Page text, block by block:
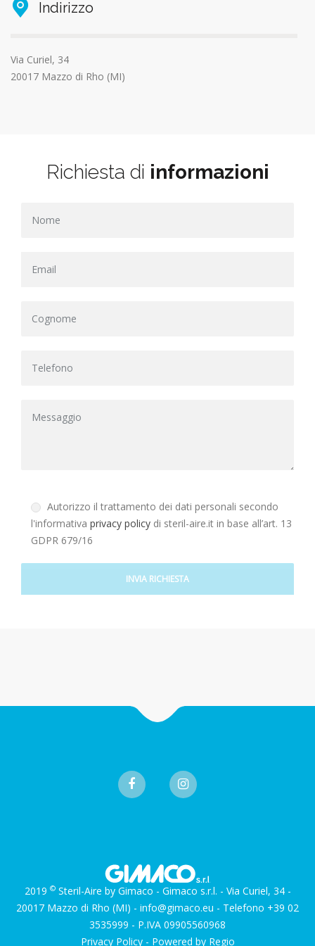
Indirizzo
Via Curiel, 34
20017 Mazzo di Rho (MI)
Richiesta di informazioni
Autorizzo il trattamento dei dati personali secondo
l'informativa privacy policy di steril-aire.it in base all’art. 13
GDPR 679/16
2019 ©Steril-Aire by Gimaco - Gimaco s.r.l. - Via Curiel, 34 -
20017 Mazzo di Rho (MI) - info@gimaco.eu - Telefono +39 02
3535999 - P.IVA 09905560968
Privacy Policy- Powered by Regio